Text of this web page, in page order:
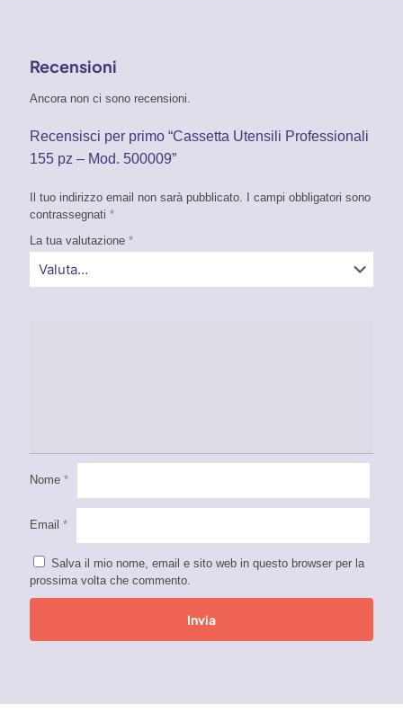
Recensioni
Ancora non ci sono recensioni.
Recensisci per primo “Cassetta Utensili Professionali
155 pz – Mod. 500009”
Il tuo indirizzo email non sarà pubblicato.
I campi obbligatori sono
contrassegnati *
La tua valutazione *
Nome *
Email *
Salva il mio nome, email e sito web in questo browser per la
prossima volta che commento.